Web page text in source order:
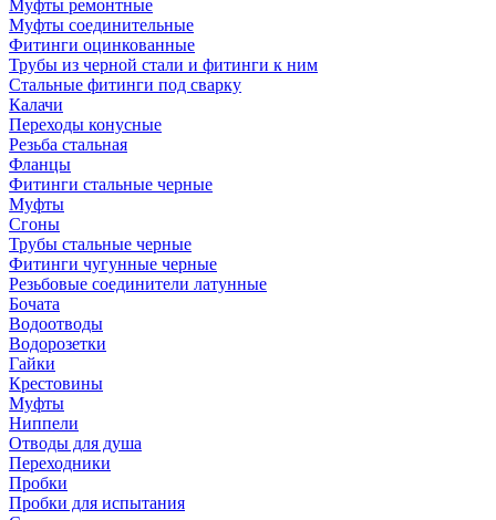
Муфты ремонтные
Муфты соединительные
Фитинги оцинкованные
Трубы из черной стали и фитинги к ним
Стальные фитинги под сварку
Калачи
Переходы конусные
Резьба стальная
Фланцы
Фитинги стальные черные
Муфты
Сгоны
Трубы стальные черные
Фитинги чугунные черные
Резьбовые соединители латунные
Бочата
Водоотводы
Водорозетки
Гайки
Крестовины
Муфты
Ниппели
Отводы для душа
Переходники
Пробки
Пробки для испытания